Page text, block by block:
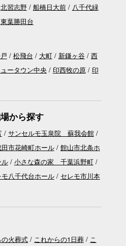
北習志野 船橋日大前
八千代緑
東葉勝田台
松飛台 大町 新鎌ヶ谷
西
ータウン中央 印西牧の原
印
から探す
サンセルモ玉泉院 蘇我会館
田市花崎町ホール
館山市北条ホ
小さな森の家 千葉浜野町
モ八千代台ホール
セレモ市川本
火葬式 これからの1日葬 こ